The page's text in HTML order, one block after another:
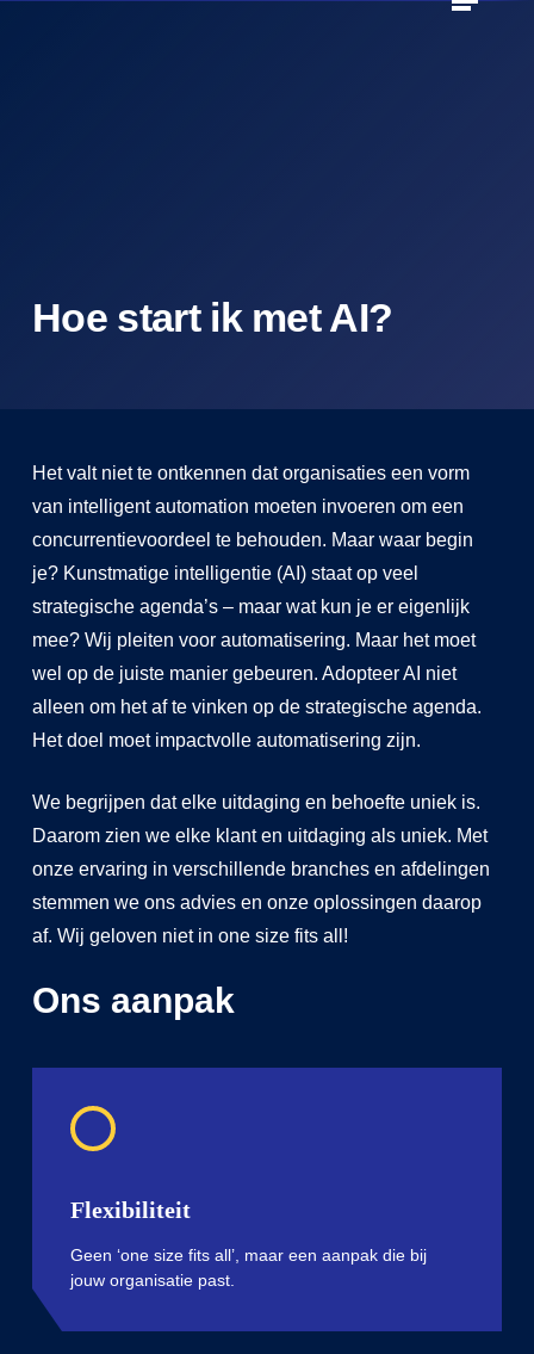
Hoe start ik met AI?
Het valt niet te ontkennen dat organisaties een vorm
van intelligent automation moeten invoeren om een
concurrentievoordeel te behouden. Maar waar begin
je? Kunstmatige intelligentie (AI) staat op veel
strategische agenda’s – maar wat kun je er eigenlijk
mee? Wij pleiten voor automatisering. Maar het moet
wel op de juiste manier gebeuren. Adopteer AI niet
alleen om het af te vinken op de strategische agenda.
Het doel moet impactvolle automatisering zijn.
We begrijpen dat elke uitdaging en behoefte uniek is.
Daarom zien we elke klant en uitdaging als uniek. Met
onze ervaring in verschillende branches en afdelingen
stemmen we ons advies en onze oplossingen daarop
af. Wij geloven niet in one size fits all!
Ons aanpak
Flexibiliteit
Geen ‘one size fits all’, maar een aanpakdie bij
jouw organisatiepast.